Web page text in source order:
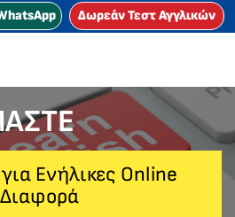
Δωρεάν Τεστ Αγγλικών
Ενήλικες Online